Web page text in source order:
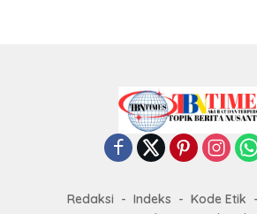
Redaksi Indeks Kode Etik